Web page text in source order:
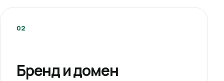
02
Бренд и домен